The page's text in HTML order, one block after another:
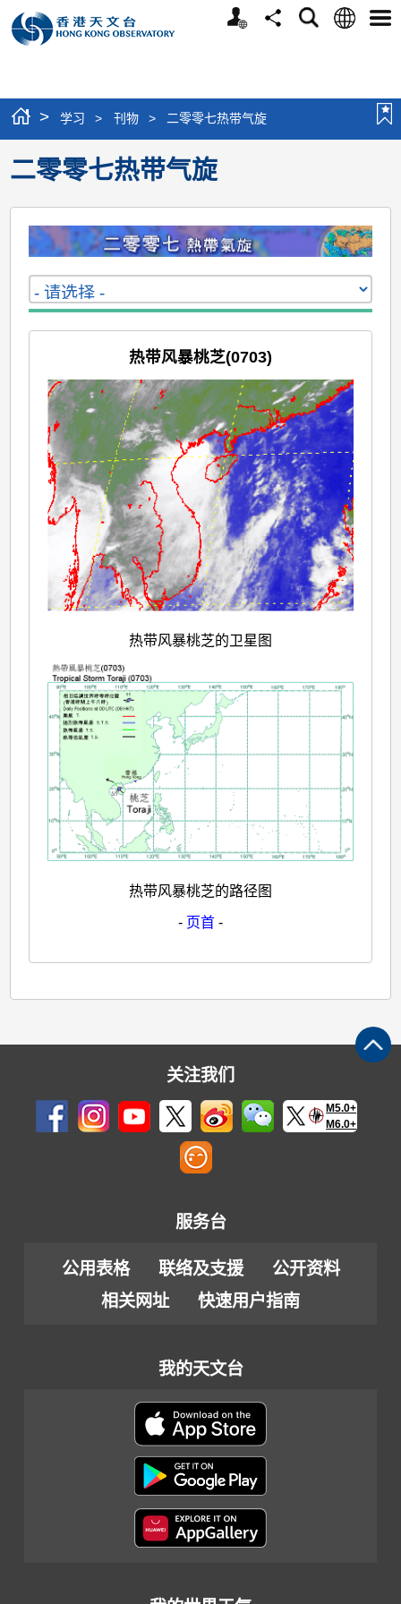
个
分
搜
语
选
> 学习 > 刊物 > 二零零七热带气旋
二零零七热带气旋
热带风暴桃芝(0703)
热带风暴桃芝的卫星图
热带风暴桃芝的路径图
- 页首 -
关注我们
M5.0+
M6.0+
服务台
公用表格 联络及支援
公开资料
相关网址
快速用户指南
我的天文台